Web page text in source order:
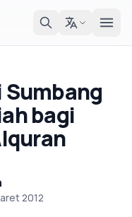
Sumbang
bagi
2012